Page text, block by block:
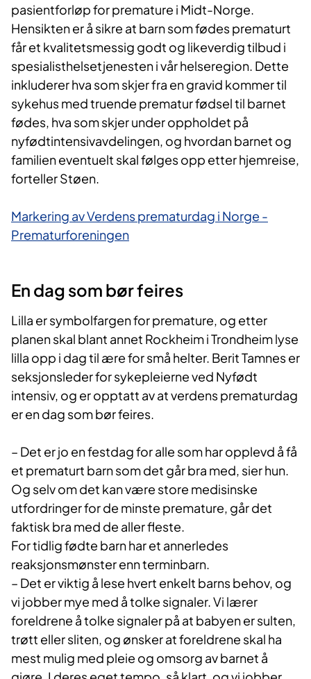
pasientforløp for premature i Midt-Norge.
Hensikten er å sikre at barn som fødes prematurt
får et kvalitetsmessig godt og likeverdig tilbud i
spesialisthelsetjenesten i vår helseregion. Dette
inkluderer hva som skjer fra en gravid kommer til
sykehus med truende prematur fødsel til barnet
fødes, hva som skjer under oppholdet på
nyfødtintensivavdelingen, og hvordan barnet og
familien eventuelt skal følges opp etter hjemreise,
forteller Støen.
Markering av Verdens prematurdag i Norge -
Prematurforeningen
En dag som bør feires
Lilla er symbolfargen for premature, og etter
planen skal blant annet Rockheim i Trondheim lyse
lilla opp i dag til ære for små helter. Berit Tamnes er
seksjonsleder for sykepleierne ved Nyfødt
intensiv, og er opptatt av at verdens prematurdag
er en dag som bør feires.
– Det er jo en festdag for alle som har opplevd å få
et prematurt barn som det går bra med, sier hun.
Og selv om det kan være store medisinske
utfordringer for de minste premature, går det
faktisk bra med de aller fleste.
For tidlig fødte barn har et annerledes
reaksjonsmønster enn terminbarn.
– Det er viktig å lese hvert enkelt barns behov, og
vi jobber mye med å tolke signaler. Vi lærer
foreldrene å tolke signaler på at babyen er sulten,
trøtt eller sliten, og ønsker at foreldrene skal ha
mest mulig med pleie og omsorg av barnet å